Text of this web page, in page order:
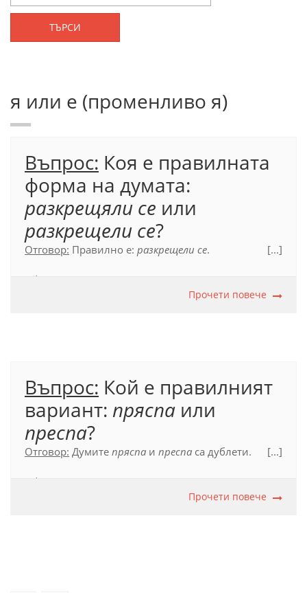
ТЪРСИ
я или е (променливо я)
Въпрос: Коя е правилната
форма на думата:
разкрещяли се или
разкрещели се?
Отговор: Правилно е: разкрещели се.
Официален правописен речник (2012), т. 6.2.
[...]
Прочети повече
Въпрос: Кой е правилният
вариант: пряспа или
преспа?
Отговор: Думите пряспа и преспа са дублети.
Официален правописен речник (2012), с. 517 и с.
[...]
Прочети повече